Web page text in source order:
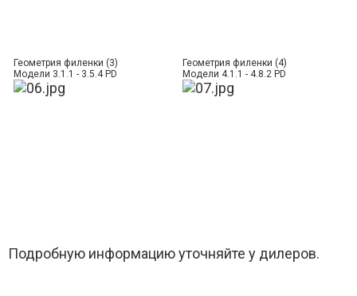
Геометрия филенки (3)
Модели 3.1.1 - 3.5.4 PD
Геометрия филенки (4)
Модели 4.1.1 - 4.8.2 PD
Подробную информацию уточняйте у дилеров.